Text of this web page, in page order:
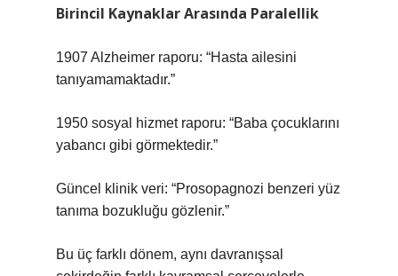
Birincil Kaynaklar Arasında Paralellik
1907 Alzheimer raporu: “Hasta ailesini
tanıyamamaktadır.”
1950 sosyal hizmet raporu: “Baba çocuklarını
yabancı gibi görmektedir.”
Güncel klinik veri: “Prosopagnozi benzeri yüz
tanıma bozukluğu gözlenir.”
Bu üç farklı dönem, aynı davranışsal